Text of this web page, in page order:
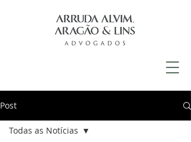
Post
Todas as Notícias